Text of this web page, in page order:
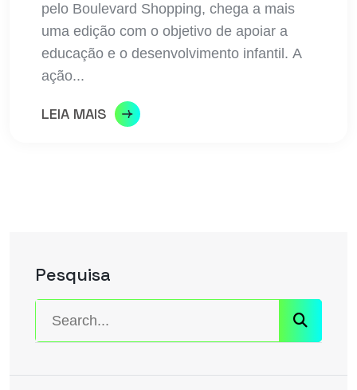
pelo Boulevard Shopping, chega a mais
uma edição com o objetivo de apoiar a
educação e o desenvolvimento infantil. A
ação...
LEIA MAIS
Pesquisa